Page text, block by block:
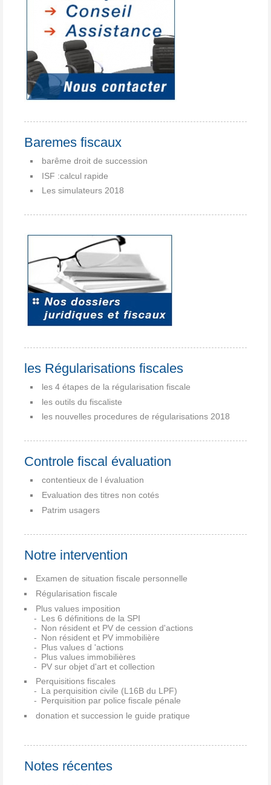
Baremes fiscaux
barême droit de succession
ISF :calcul rapide
Les simulateurs 2018
les Régularisations fiscales
les 4 étapes de la régularisation fiscale
les outils du fiscaliste
les nouvelles procedures de régularisations 2018
Controle fiscal évaluation
contentieux de l évaluation
Evaluation des titres non cotés
Patrim usagers
Notre intervention
Examen de situation fiscale personnelle
Régularisation fiscale
Plus values imposition
Les 6 définitions de la SPI
Non résident et PV de cession d'actions
Non résident et PV immobilière
Plus values d 'actions
Plus values immobilières
PV sur objet d'art et collection
Perquisitions fiscales
La perquisition civile (L16B du LPF)
Perquisition par police fiscale pénale
donation et succession le guide pratique
Notes récentes